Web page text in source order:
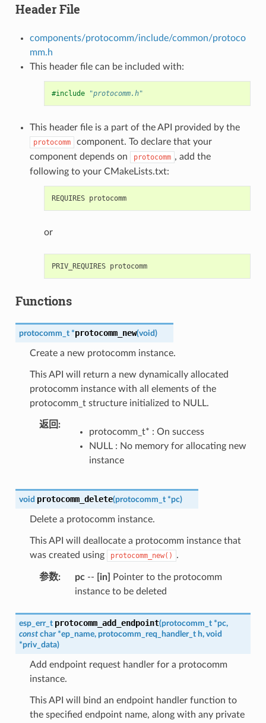
Header File
components/protocomm/include/common/protoco
mm.h
This header file can be included with:
#include "protocomm.h"
This header file is a part of the API provided by the
protocomm
component. To declare that your
component depends on
protocomm , add the
following to your CMakeLists.txt:
REQUIRES protocomm
or
PRIV_REQUIRES protocomm
Functions
protocomm_t *protocomm_new(void)
Create a new protocomm instance.
This API will return a new dynamically allocated
protocomm instance with all elements of the
protocomm_t structure initialized to NULL.
返回 :
protocomm_t* : On success
NULL : No memory for allocating new
instance
void protocomm_delete(protocomm_t *pc)
Delete a protocomm instance.
This API will deallocate a protocomm instance that
was created using
protocomm_new() .
参数: pc-- [in]
Pointer to the protocomm
instance to be deleted
esp_err_t protocomm_add_endpoint(protocomm_t *pc,
const char *ep_name, protocomm_req_handler_t h, void
*priv_data)
Add endpoint request handler for a protocomm
instance.
This API will bind an endpoint handler function to
the specified endpoint name, along with any private